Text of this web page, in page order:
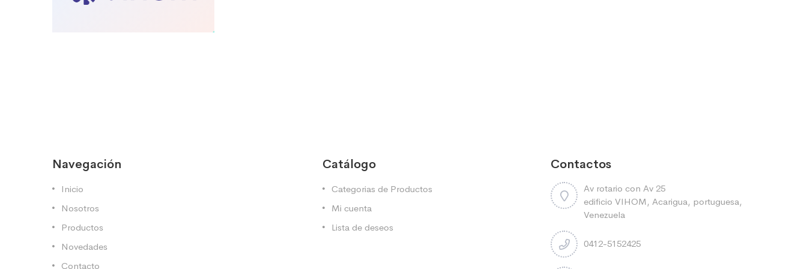
Navegación
Inicio
Nosotros
Productos
Novedades
Contacto
Catálogo
Categorias de Productos
Mi cuenta
Lista de deseos
Contactos
Av rotario con Av 25
edificio VIHOM, Acarigua, portuguesa,
Venezuela
0412-5152425